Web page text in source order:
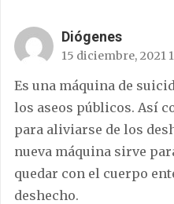
Diógenes
15 diciembre, 2021
Es una máquina de
los aseos públicos. Así
para aliviarse de los
nueva máquina sirve
quedar con el cuerpo
deshecho.